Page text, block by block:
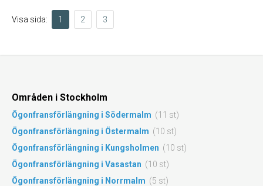
Visa sida: 1 2 3
Områden i Stockholm
Ögonfransförlängning i Södermalm (11 st)
Ögonfransförlängning i Östermalm (10 st)
Ögonfransförlängning i Kungsholmen (10 st)
Ögonfransförlängning i Vasastan (10 st)
Ögonfransförlängning i Norrmalm (5 st)